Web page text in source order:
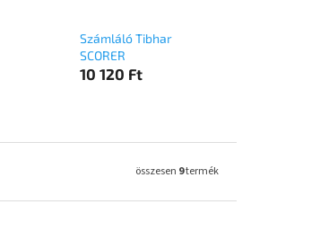
Számláló Tibhar
SCORER
10 120 Ft
összesen 9termék